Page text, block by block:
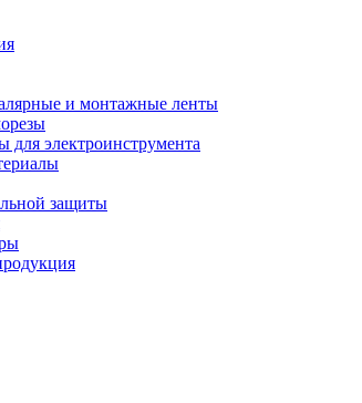
и монтажные ленты
для электроинструмента
защиты